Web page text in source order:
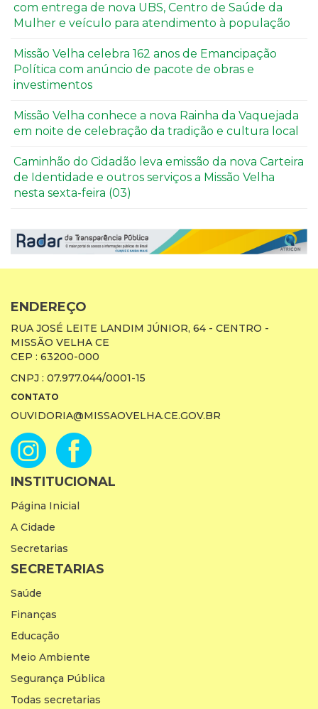
com entrega de nova UBS, Centro de Saúde da
Mulher e veículo para atendimento à população
Missão Velha celebra 162 anos de Emancipação
Política com anúncio de pacote de obras e
investimentos
Missão Velha conhece a nova Rainha da Vaquejada
em noite de celebração da tradição e cultura local
Caminhão do Cidadão leva emissão da nova Carteira
de Identidade e outros serviços a Missão Velha
nesta sexta-feira (03)
ENDEREÇO
RUA JOSÉ LEITE LANDIM JÚNIOR, 64 - CENTRO -
MISSÃO VELHA CE
CEP : 63200-000
CNPJ : 07.977.044/0001-15
CONTATO
OUVIDORIA@MISSAOVELHA.CE.GOV.BR
INSTITUCIONAL
Página Inicial
A Cidade
Secretarias
SECRETARIAS
Saúde
Finanças
Educação
Meio Ambiente
Segurança Pública
Todas secretarias